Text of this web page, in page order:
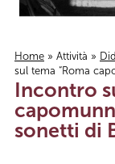
Tu sei qui
Home » Attività »
sul tema “Roma
Incontro
sonetti di